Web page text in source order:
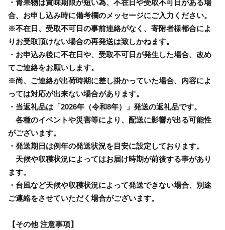
・青果物は賞味期限が短い為、不在日や受取不可日がある場
合、お申し込み時に備考欄のメッセージにご入力ください。
※不在日、受取不可日の事前連絡がなく、寄附者様都合によ
りお受取頂けない場合の再発送は致しかねます。
・お申込み後に不在日や、受取不可日が発生した場合、改め
てご連絡をお願いします。
※尚、ご連絡が出荷時期に差し掛かっていた場合、内容によ
っては対応が出来ない場合があります。
・当返礼品は「2026年（令和8年）」発送の返礼品です。
各種のイベントや災害等により、配送に影響が出る可能性
がございます。
・発送期日は例年の発送状況を目安に設定しております。
天候や収穫状況によってはお届け時期が前後する事があり
ます。
・台風など天候や収穫状況によって発送できない場合、別途
ご連絡をさせていただく場合がございます。
【その他 注意事項】